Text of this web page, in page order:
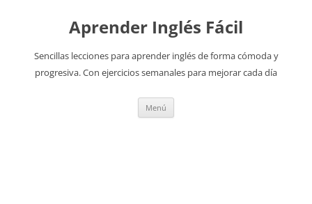
Aprender Inglés Fácil
Sencillas lecciones para aprender inglés de forma cómoda y
progresiva. Con ejercicios semanales para mejorar cada día
Menú